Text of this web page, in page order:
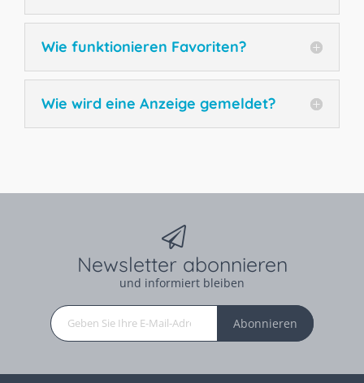
Wie funktionieren Favoriten?
Wie wird eine Anzeige gemeldet?
Newsletter abonnieren
und informiert bleiben
Abonnieren